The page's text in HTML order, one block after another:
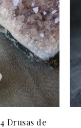
Drusas de